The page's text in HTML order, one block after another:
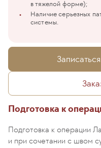
в тяжелой форме);
Наличие серьезных
системы.
Подготовка к
Подготовка к операции
и при сочетании с швом